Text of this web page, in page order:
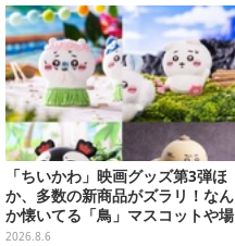
8種類
「ちいかわ」映画グッズ第3弾ほ
か、多数の新商品がズラリ！なん
か懐いてる「鳥」マスコットや場
面写アイテムなど必見のラインナ
2026.8.6